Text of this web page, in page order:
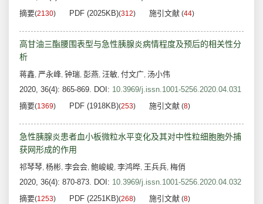
摘要(2130) PDF (2025KB)(312) 施引文献 (44)
高甘油三酯腰围表型与急性胰腺炎病情程度及预后的相关性分
析
蒋鑫, 严永峰, 钟瑞, 彭燕, 汪敏, 付文广, 汤小伟
2020, 36(4): 865-869. DOI: 10.3969/j.issn.1001-5256.2020.04.031
摘要(1369) PDF (1918KB)(253) 施引文献 (8)
急性胰腺炎患者血小板微粒水平变化及其对中性粒细胞胞外捕
获网形成的作用
祁琴琴, 杨彬, 李会会, 鲍峻峻, 李鸿晔, 王兵兵, 梅俏
2020, 36(4): 870-873. DOI: 10.3969/j.issn.1001-5256.2020.04.032
摘要(1253) PDF (2251KB)(268) 施引文献 (8)